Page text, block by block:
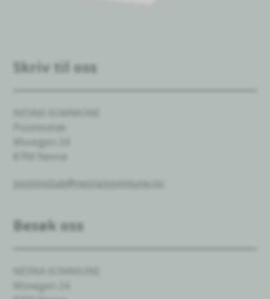
Skriv til oss
Movegen 24
postmottak@nesna.kommune.no
Besøk oss
Movegen 24